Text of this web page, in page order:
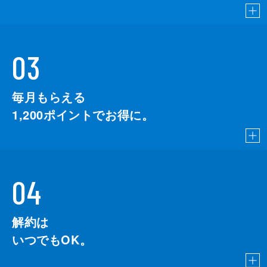
03
毎月もらえる
1,200ポイントでお得に。
04
解約は
いつでもOK。